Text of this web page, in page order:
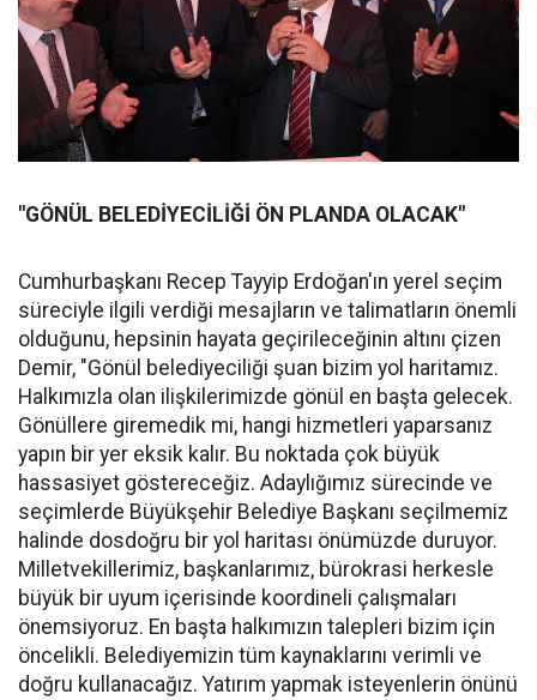
"GÖNÜL BELEDİYECİLİĞİ ÖN PLANDA OLACAK"
Cumhurbaşkanı Recep Tayyip Erdoğan'ın yerel seçim
süreciyle ilgili verdiği mesajların ve talimatların önemli
olduğunu, hepsinin hayata geçirileceğinin altını çizen
Demir, "Gönül belediyeciliği şuan bizim yol haritamız.
Halkımızla olan ilişkilerimizde gönül en başta gelecek.
Gönüllere giremedik mi, hangi hizmetleri yaparsanız
yapın bir yer eksik kalır. Bu noktada çok büyük
hassasiyet göstereceğiz. Adaylığımız sürecinde ve
seçimlerde Büyükşehir Belediye Başkanı seçilmemiz
halinde dosdoğru bir yol haritası önümüzde duruyor.
Milletvekillerimiz, başkanlarımız, bürokrasi herkesle
büyük bir uyum içerisinde koordineli çalışmaları
önemsiyoruz. En başta halkımızın talepleri bizim için
öncelikli. Belediyemizin tüm kaynaklarını verimli ve
doğru kullanacağız. Yatırım yapmak isteyenlerin önünü